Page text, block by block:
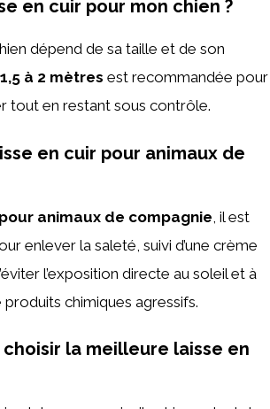
en cuir pour mon chien ?
dépend de sa taille et de son
à 2 mètres est recommandée pour
tout en restant sous contrôle.
en cuir pour animaux de
animaux de compagnie , il est
enlever la saleté, suivi d’une crème
l’exposition directe au soleil et à
produits chimiques agressifs.
la meilleure laisse en